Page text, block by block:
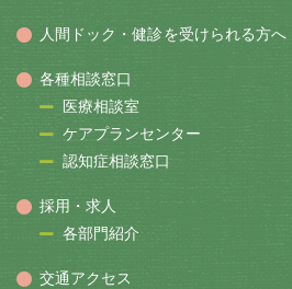
人間ドック・健診を受けられる方へ
各種相談窓口
医療相談室
ケアプランセンター
認知症相談窓口
採用・求人
各部門紹介
交通アクセス